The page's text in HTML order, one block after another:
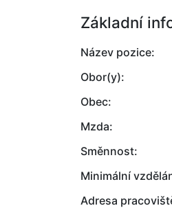
Základní
Název pozice:
Obor(y):
Obec:
Mzda:
Směnnost:
Minimální
Adresa